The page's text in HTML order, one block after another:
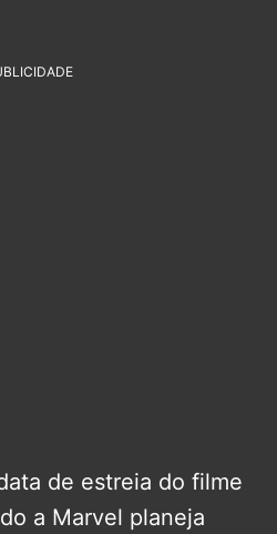
de estreia do filme
a Marvel planeja